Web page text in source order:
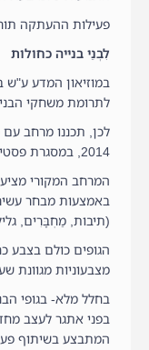
פעילות ההעתקה
לִבְנֵי בנייה כחולות
במוזיאון המדע ע"ש
לתרומת משחקי
לכן, תכננו מרחב עם כ-
2014, במסגרת פסטיבל "
המרחב המקורי
באמצעות מבחר
(תיבות, מַחְבָּרִים,
הגופים כולם בצבע
מצבעוניות מגוונת
בחלל מלא- בגופי
בפני אתגר לעצב
המתבצע בשיתוף